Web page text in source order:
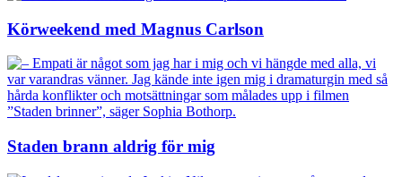
Körweekend med Magnus Carlson
Staden brann aldrig för mig